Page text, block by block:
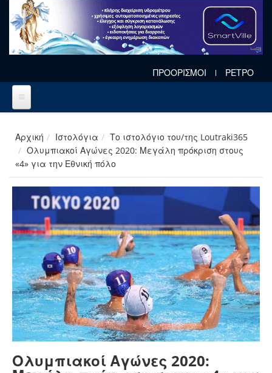
ΠΡΟΟΡΙΣΜΟΙ ΡΕΤΡΟ
Αρχική Ιστολόγια
Το ιστολόγιο του/της Loutraki365
Ολυμπιακοί Αγώνες 2020: Μεγάλη πρόκριση στους
«4» για την Εθνική πόλο
Ολυμπιακοί Αγώνες 2020: